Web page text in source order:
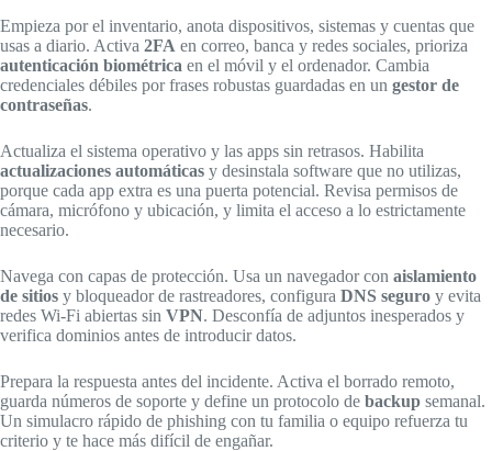
Empieza por el inventario, anota dispositivos, sistemas y cuentas que
usas a diario. Activa 2FA en correo, banca y redes sociales, prioriza
autenticación biométrica en el móvil y el ordenador. Cambia
credenciales débiles por frases robustas guardadas en un gestor de
contraseñas.
Actualiza el sistema operativo y las apps sin retrasos. Habilita
actualizaciones automáticas y desinstala software que no utilizas,
porque cada app extra es una puerta potencial. Revisa permisos de
cámara, micrófono y ubicación, y limita el acceso a lo estrictamente
necesario.
Navega con capas de protección. Usa un navegador con aislamiento
de sitios y bloqueador de rastreadores, configura DNS seguro y evita
redes Wi-Fi abiertas sin VPN. Desconfía de adjuntos inesperados y
verifica dominios antes de introducir datos.
Prepara la respuesta antes del incidente. Activa el borrado remoto,
guarda números de soporte y define un protocolo de backup semanal.
Un simulacro rápido de phishing con tu familia o equipo refuerza tu
criterio y te hace más difícil de engañar.